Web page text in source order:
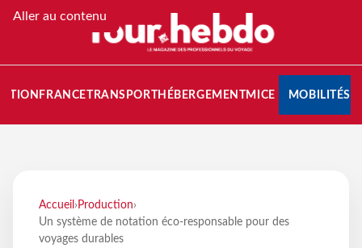
Aller au contenu
FRANCETRANSPORT HÉBERGEMENTMICE MOBILITÉS
Accueil › Production›
Un système de notation éco-responsable pour des
voyages durables